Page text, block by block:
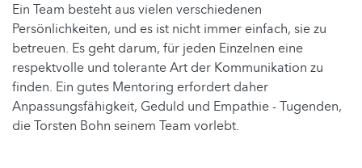
Ein Team besteht aus vielen verschiedenen
Persönlichkeiten, und es ist nicht immer einfach, sie zu
betreuen. Es geht darum, für jeden Einzelnen eine
respektvolle und tolerante Art der Kommunikation zu
finden. Ein gutes Mentoring erfordert daher
Anpassungsfähigkeit, Geduld und Empathie - Tugenden,
die Torsten Bohn seinem Team vorlebt.